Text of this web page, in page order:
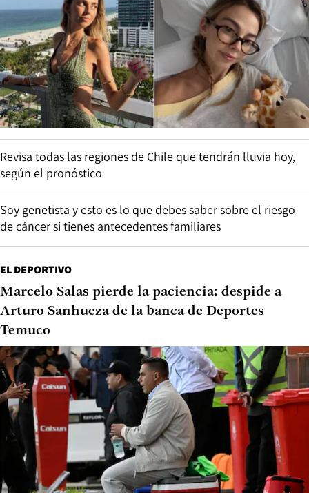
Revisa todas las regiones de Chile que tendrán lluvia hoy,
según el pronóstico
Soy genetista y esto es lo que debes saber sobre el riesgo
de cáncer si tienes antecedentes familiares
EL DEPORTIVO
Marcelo Salas pierde la paciencia: despide a
Arturo Sanhueza de la banca de Deportes
Temuco